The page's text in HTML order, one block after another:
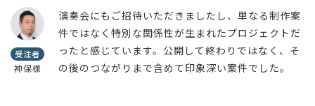
受注者
神保様
演奏会にもご招待いただきましたし、単なる制作案
件ではなく特別な関係性が生まれたプロジェクトだ
ったと感じています。公開して終わりではなく、そ
の後のつながりまで含めて印象深い案件でした。